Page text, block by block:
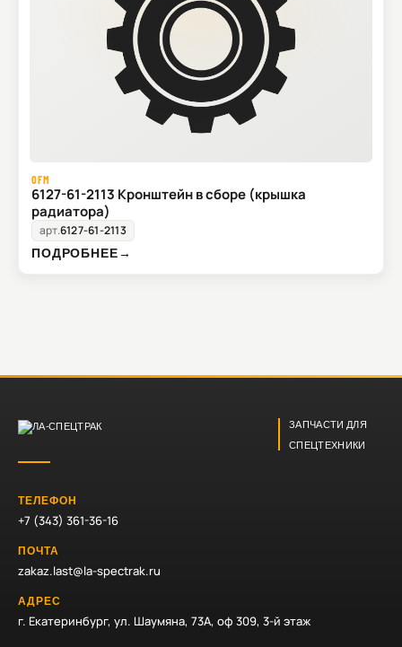
OFM
6127-61-2113 Кронштейн в сборе (крышка
радиатора)
арт.6127-61-2113
ПОДРОБНЕЕ→
ЗАПЧАСТИ ДЛЯ
СПЕЦТЕХНИКИ
ТЕЛЕФОН
+7 (343) 361-36-16
ПОЧТА
zakaz.last@la-spectrak.ru
АДРЕС
г. Екатеринбург, ул. Шаумяна, 73А, оф 309, 3-й этаж